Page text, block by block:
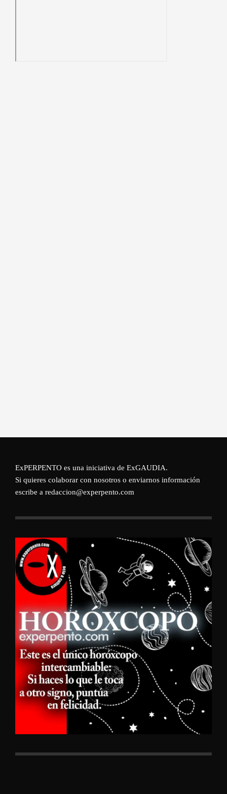
ExPERPENTO es una iniciativa de ExGAUDIA.
Si quieres colaborar con nosotros o enviarnos información
escribe a redaccion@experpento.com